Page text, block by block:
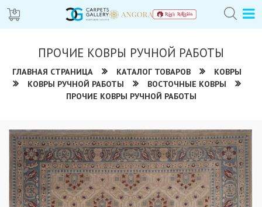
ПРОЧИЕ КОВРЫ РУЧНОЙ РАБОТЫ
ГЛАВНАЯ СТРАНИЦА КАТАЛОГ ТОВАРОВ
КОВРЫ
КОВРЫ РУЧНОЙ РАБОТЫ
ВОСТОЧНЫЕ КОВРЫ
ПРОЧИЕ КОВРЫ РУЧНОЙ РАБОТЫ